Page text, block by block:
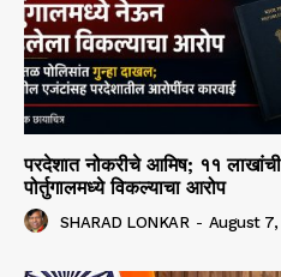
परदेशात नोकरीचे आमिष; ११
पोर्तुगालमध्ये विकल्याचा आरोप
SHARAD LONKAR - August 7,